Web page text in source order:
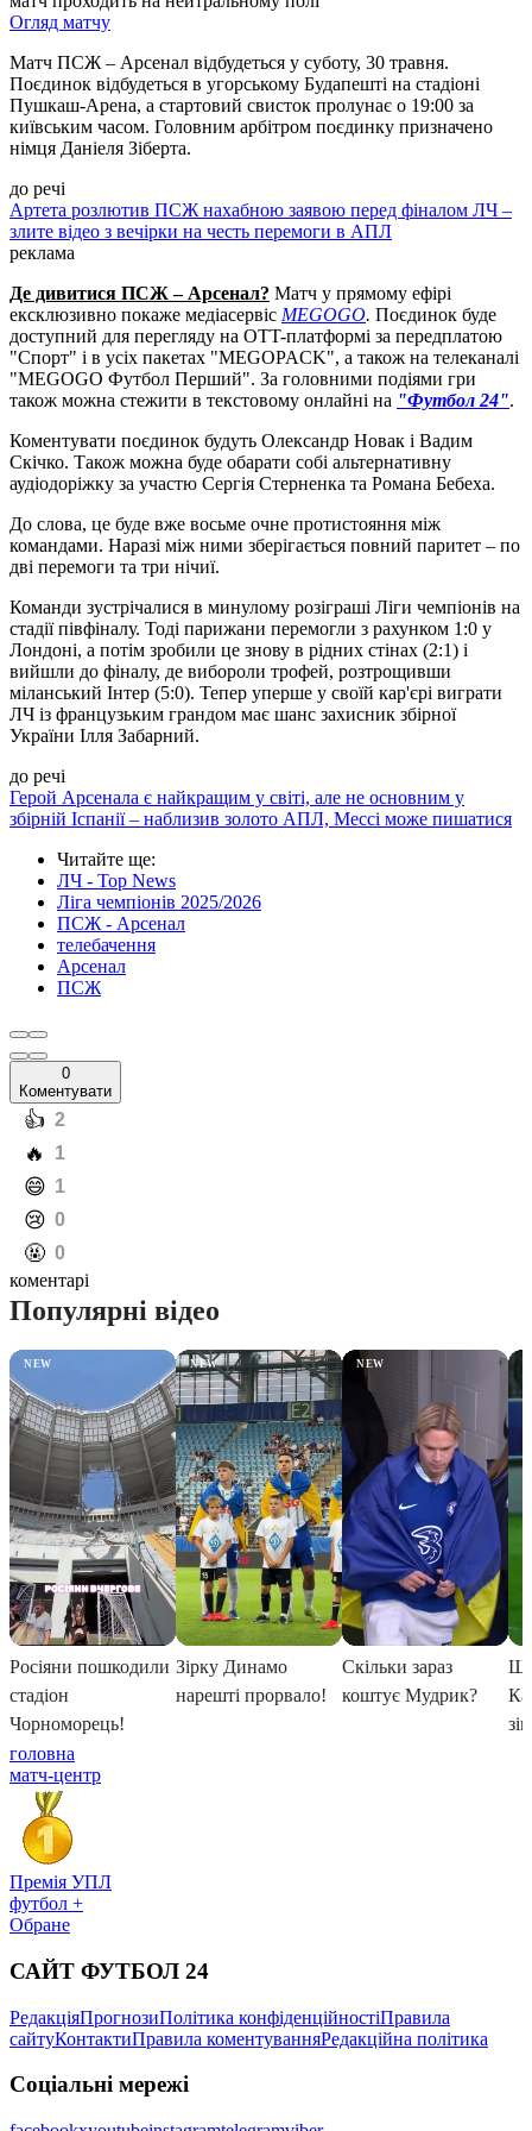
Огляд матчу
Матч ПСЖ – Арсенал відбудеться у суботу, 30 травня.
Поєдинок відбудеться в угорському Будапешті на стадіоні
Пушкаш-Арена, а стартовий свисток пролунає о 19:00 за
київським часом. Головним арбітром поєдинку призначено
німця Даніеля Зіберта.
до речі
Артета розлютив ПСЖ нахабною заявою перед фіналом ЛЧ –
злите відео з вечірки на честь перемоги в АПЛ
реклама
Де дивитися ПСЖ – Арсенал? Матч у прямому ефірі
ексклюзивно покаже медіасервіс MEGOGO. Поєдинок буде
доступний для перегляду на OTT-платформі за передплатою
"Спорт" і в усіх пакетах "MEGOPACK", а також на телеканалі
"MEGOGO Футбол Перший". За головними подіями гри
також можна стежити в текстовому онлайні на "Футбол 24".
Коментувати поєдинок будуть Олександр Новак і Вадим
Скічко. Також можна буде обарати собі альтернативну
аудіодоріжку за участю Сергія Стерненка та Романа Бебеха.
До слова, це буде вже восьме очне протистояння між
командами. Наразі між ними зберігається повний паритет – по
дві перемоги та три нічиї.
Команди зустрічалися в минулому розіграші Ліги чемпіонів на
стадії півфіналу. Тоді парижани перемогли з рахунком 1:0 у
Лондоні, а потім зробили це знову в рідних стінах (2:1) і
вийшли до фіналу, де вибороли трофей, розтрощивши
міланський Інтер (5:0). Тепер уперше у своїй кар'єрі виграти
ЛЧ із французьким грандом має шанс захисник збірної
України Ілля Забарний.
до речі
Герой Арсенала є найкращим у світі, але не основним у
збірній Іспанії – наблизив золото АПЛ, Мессі може пишатися
Читайте ще:
ЛЧ - Top News
Ліга чемпіонів 2025/2026
ПСЖ - Арсенал
телебачення
Арсенал
ПСЖ
0
Коментувати
️👍 2
️🔥 1
️😄 1
️😢 0
️🤬 0
коментарі
головна
матч-центр
Премія УПЛ
футбол +
Обране
САЙТ ФУТБОЛ 24
РедакціяПрогнозиПолітика конфіденційностіПравила
сайтуКонтактиПравила коментуванняРедакційна політика
Соціальні мережі